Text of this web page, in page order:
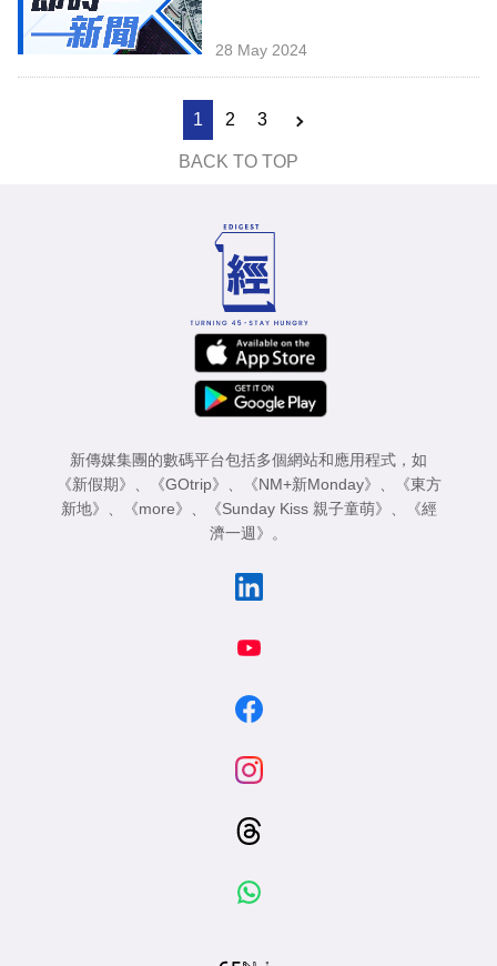
28 May 2024
1 2 3
BACK TO TOP
新傳媒集團的數碼平台包括多個網站和應用程式，如
《新假期》 、 《GOtrip》 、 《NM+新Monday》 、
《東方
新地》 、 《more》 、 《Sunday Kiss 親子童萌》 、
《經
濟一週》 。